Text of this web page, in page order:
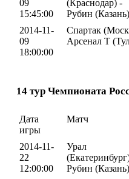
09
15:45:00
(Краснодар) -
Рубин (Казань)
2014-11-
09
18:00:00
Спартак
Арсенал Т
14 тур Чемпионата
Дата
игры
Матч
2014-11-
22
12:00:00
Урал
Рубин (Казань)